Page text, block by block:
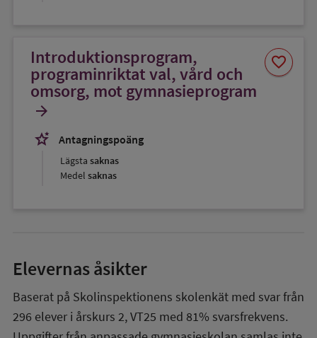
Introduktionsprogram,
programinriktat val, vård och
omsorg, mot gymnasieprogram
arrow_forward
stars_2
Antagningspoäng
Lägsta saknas
Medel saknas
favorite
Spara
som
Elevernas åsikter
Baserat på Skolinspektionens skolenkät med svar från
296 elever i årskurs 2,VT25 med 81% svarsfrekvens.